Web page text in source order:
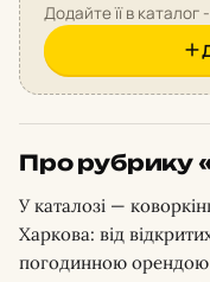
Додайте її в
Про рубрику
У каталозі —
Харкова: від
погодинною орендою